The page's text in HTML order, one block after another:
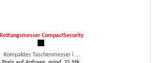
Rettungsmesser CompactSecurity
Kompaktes Taschenmesser i ...